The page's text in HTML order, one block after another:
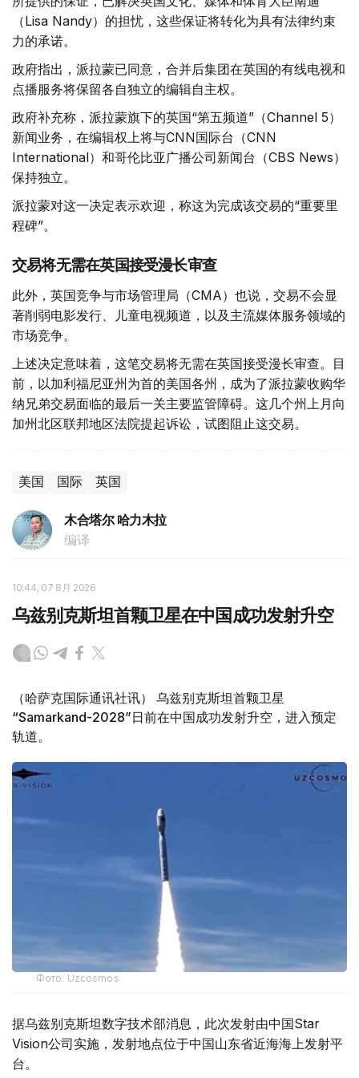
（Lisa Nandy）的担忧，这些保证将转化为具有法律约束
力的承诺。
政府指出，派拉蒙已同意，合并后集团在英国的有线电视和
点播服务将保留各自独立的编辑自主权。
政府补充称，派拉蒙旗下的英国“第五频道”（Channel 5）
新闻业务，在编辑权上将与CNN国际台（CNN
International）和哥伦比亚广播公司新闻台（CBS News）
保持独立。
派拉蒙对这一决定表示欢迎，称这为完成该交易的“重要里
程碑”。
交易将无需在英国接受漫长审查
此外，英国竞争与市场管理局（CMA）也说，交易不会显
著削弱电影发行、儿童电视频道，以及主流媒体服务领域的
市场竞争。
上述决定意味着，这笔交易将无需在英国接受漫长审查。目
前，以加利福尼亚州为首的美国各州，成为了派拉蒙收购华
纳兄弟交易面临的最后一关主要监管障碍。这几个州上月向
加州北区联邦地区法院提起诉讼，试图阻止这交易。
美国 国际 英国
木合塔尔 哈力木拉
编译
10:44, 07 8月 2026
乌兹别克斯坦首颗卫星在中国成功发射升空
（哈萨克国际通讯社讯） 乌兹别克斯坦首颗卫星
“Samarkand-2028”日前在中国成功发射升空，进入预定
轨道。
Фото: Uzcosmos
据乌兹别克斯坦数字技术部消息，此次发射由中国Star
Vision公司实施，发射地点位于中国山东省近海海上发射平
台。